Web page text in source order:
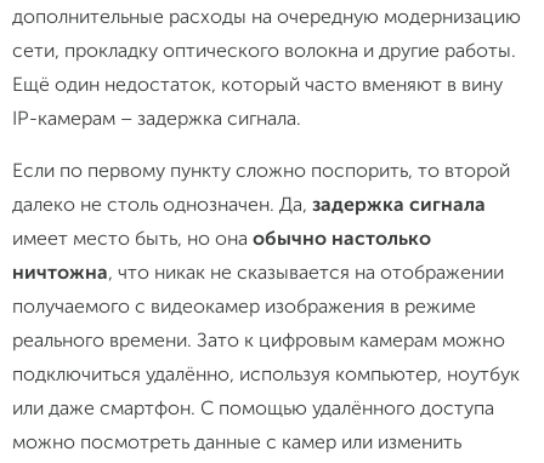
дополнительные расходы на очередную модернизацию
сети, прокладку оптического волокна и другие работы.
Ещё один недостаток, который часто вменяют в вину
IP-камерам – задержка сигнала.
Если по первому пункту сложно поспорить, то второй
далеко не столь однозначен. Да, задержка сигнала
имеет место быть, но она обычно настолько
ничтожна, что никак не сказывается на отображении
получаемого с видеокамер изображения в режиме
реального времени. Зато к цифровым камерам можно
подключиться удалённо, используя компьютер, ноутбук
или даже смартфон. С помощью удалённого доступа
можно посмотреть данные с камер или изменить